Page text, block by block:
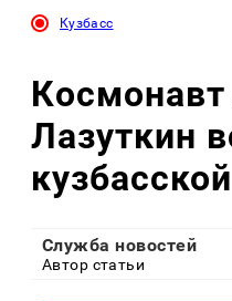
Кузбасс
Лазуткин
Служба новостей
Автор статьи